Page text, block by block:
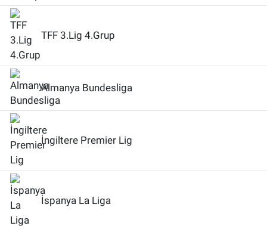
TFF 3.Lig 4.Grup
Almanya Bundesliga
İngiltere Premier Lig
İspanya La Liga